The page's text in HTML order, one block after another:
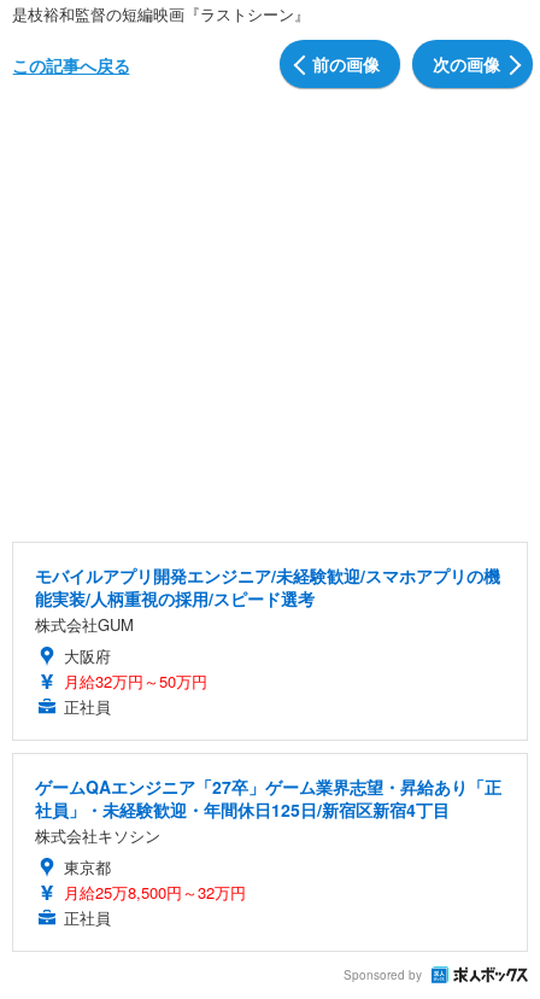
是枝裕和監督の短編映画『ラストシーン』
前の画像 次の画像
この記事へ戻る
モバイルアプリ開発エンジニア/未経験歓迎/スマホアプリの機
能実装/人柄重視の採用/スピード選考
株式会社GUM
大阪府
月給32万円～50万円
正社員
ゲームQAエンジニア「27卒」ゲーム業界志望・昇給あり「正
社員」・未経験歓迎・年間休日125日/新宿区新宿4丁目
株式会社キソシン
東京都
月給25万8,500円～32万円
正社員
Sponsored by